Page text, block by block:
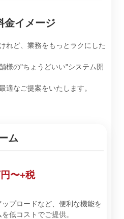
金イメージ
れど、業務をもっとラクにした
様の"ちょうどいい"システム開
適なご提案をいたします。
ム
〜+税
プロードなど、便利な機能を
低コストでご提供。